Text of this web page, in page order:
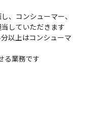
、コンシューマー、
していただきます
以上はコンシューマ
る業務です